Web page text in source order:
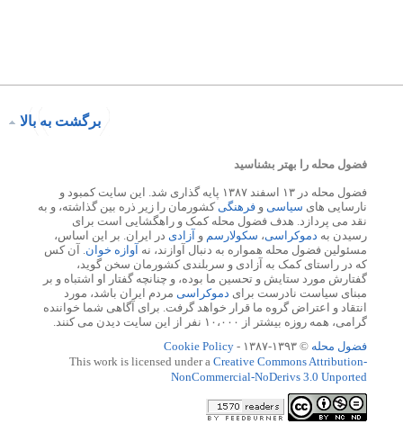
برگشت به بالا
فضول محله را بهتر بشناسید
فضول محله در ۱۳ اسفند ۱۳۸۷ پایه گذاری شد. این سایت کمبود و
نارسایی های سیاسی و فرهنگیکشورمان را زیر ذره بین گذاشته، و به
نقد می پردازد. هدف فضول محله کمک و راهگشایی است برای
رسیدن به دموکراسی، سکولارسم و آزادی در ایران. بر این اساس،
مسئولین فضول محله همواره به دنبال آوازند، نه آوازه خوان. آن کس
که در راستای کمک به آزادی و سربلندی کشورمان سخن گوید،
گفتارش مورد ستایش و تحسین ما بوده، و چنانچه گفتار او اشتباه و بر
مبنای سیاست نادرست برای دموکراسی مردم ایران باشد، مورد
انتقاد و اعتراض گروه ما قرار خواهد گرفت. برای آگاهی شما خواننده
گرامی، همه روزه بیشتر از ۱۰،۰۰۰ نفر از این سایت دیدن می کنند.
فضول محله © ۱۳۹۳-۱۳۸۷ -
Cookie Policy
This work is licensed under a Creative Commons Attribution-
NonCommercial-NoDerivs 3.0 Unported